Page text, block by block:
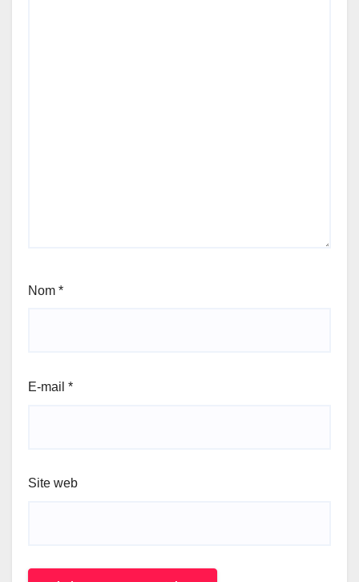
Nom *
E-mail *
Site web